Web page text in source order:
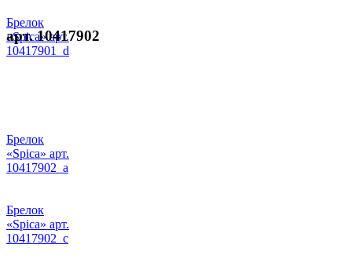
Брелок
«Spica» арт.
10417901_d
арт. 10417902
Брелок
«Spica» арт.
10417902_a
Брелок
«Spica» арт.
10417902_c